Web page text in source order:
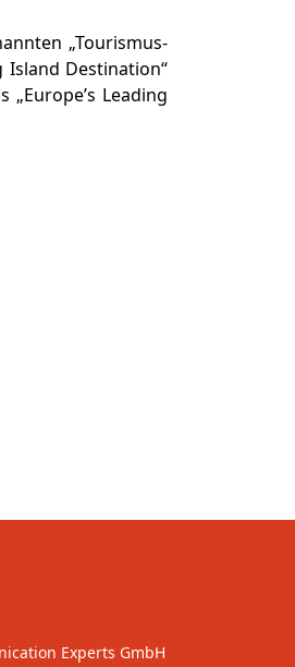
„Tourismus-
Island Destination“
Leading
Experts GmbH